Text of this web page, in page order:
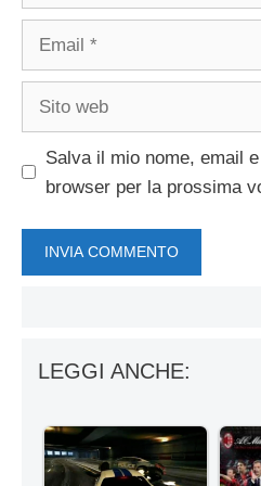
Salva il mio nome, email
browser per la prossima
LEGGI ANCHE: